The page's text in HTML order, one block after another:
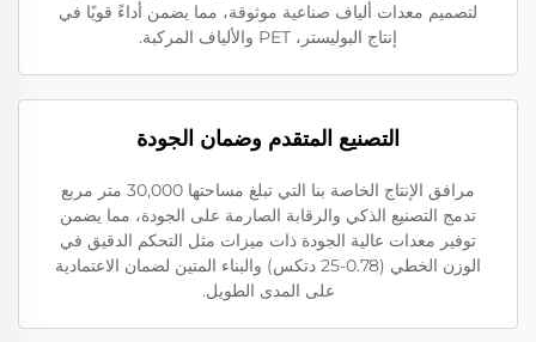
لتصميم معدات ألياف صناعية موثوقة، مما يضمن أداءً قويًا في
إنتاج البوليستر، PET والألياف المركبة.
التصنيع المتقدم وضمان الجودة
مرافق الإنتاج الخاصة بنا التي تبلغ مساحتها 30,000 متر مربع
تدمج التصنيع الذكي والرقابة الصارمة على الجودة، مما يضمن
توفير معدات عالية الجودة ذات ميزات مثل التحكم الدقيق في
الوزن الخطي (0.78-25 دتكس) والبناء المتين لضمان الاعتمادية
على المدى الطويل.